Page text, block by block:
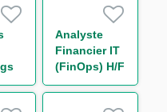
Analyste
Financier IT
(FinOps) H/F